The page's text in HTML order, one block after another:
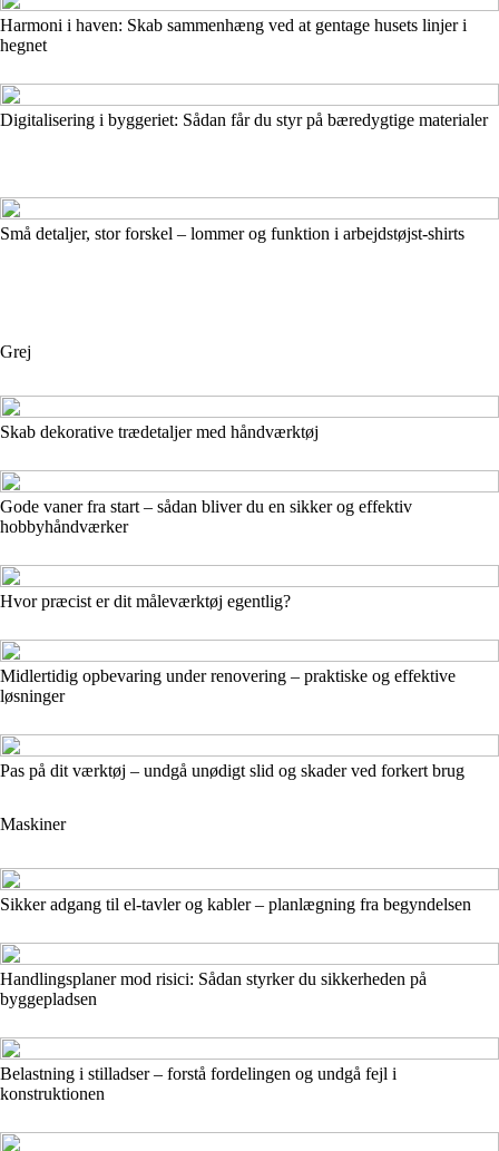
Harmoni i haven: Skab sammenhæng ved at gentage husets linjer i
hegnet
Digitalisering i byggeriet: Sådan får du styr på bæredygtige materialer
Små detaljer, stor forskel – lommer og funktion i arbejdstøjst-shirts
Grej
Skab dekorative trædetaljer med håndværktøj
Gode vaner fra start – sådan bliver du en sikker og effektiv
hobbyhåndværker
Hvor præcist er dit måleværktøj egentlig?
Midlertidig opbevaring under renovering – praktiske og effektive
løsninger
Pas på dit værktøj – undgå unødigt slid og skader ved forkert brug
Maskiner
Sikker adgang til el-tavler og kabler – planlægning fra begyndelsen
Handlingsplaner mod risici: Sådan styrker du sikkerheden på
byggepladsen
Belastning i stilladser – forstå fordelingen og undgå fejl i
konstruktionen